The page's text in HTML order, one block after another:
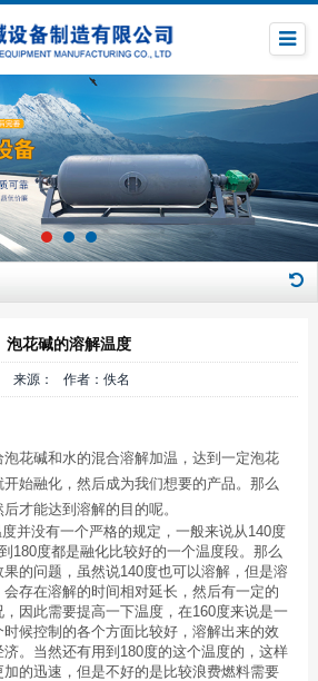
泡花碱的溶解温度
来源： 作者：佚名
花碱和水的混合溶解加温，达到一定泡花
始融化，然后成为我们想要的产品。那么
才能达到溶解的目的呢。
没有一个严格的规定，一般来说从140度
180度都是融化比较好的一个温度段。那么
的问题，虽然说140度也可以溶解，但是溶
存在溶解的时间相对延长，然后有一定的
因此需要提高一下温度，在160度来说是一
候控制的各个方面比较好，溶解出来的效
。当然还有用到180度的这个温度的，这样
的迅速，但是不好的是比较浪费燃料需要